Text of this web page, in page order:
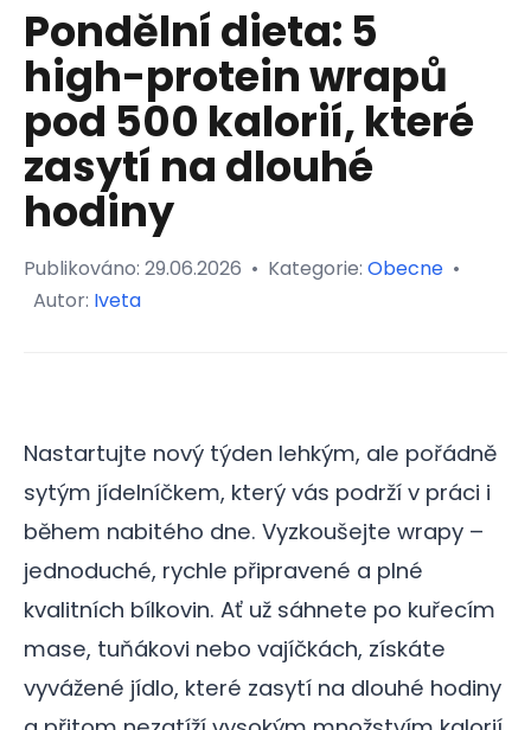
Pondělní dieta: 5
high-protein wrapů
pod 500 kalorií, které
zasytí na dlouhé
hodiny
Publikováno: 29.06.2026 • Kategorie: Obecne •
Autor: Iveta
Nastartujte nový týden lehkým, ale pořádně
sytým jídelníčkem, který vás podrží v práci i
během nabitého dne. Vyzkoušejte wrapy –
jednoduché, rychle připravené a plné
kvalitních bílkovin. Ať už sáhnete po kuřecím
mase, tuňákovi nebo vajíčkách, získáte
vyvážené jídlo, které zasytí na dlouhé hodiny